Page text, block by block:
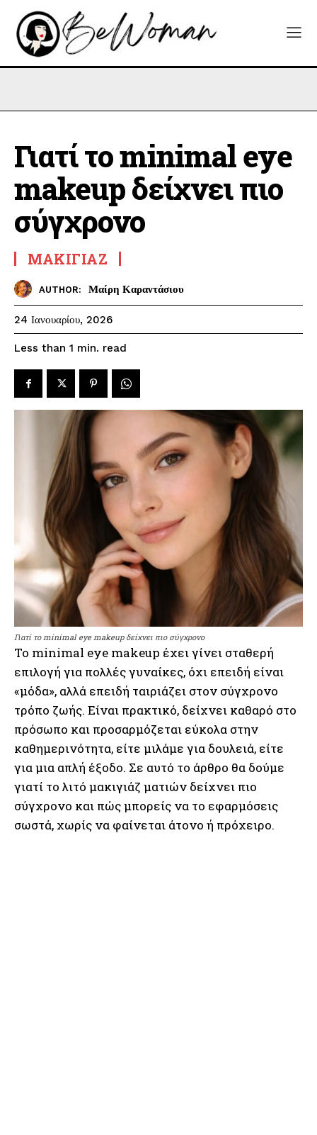
Γιατί το minimal eye
makeup δείχνει πιο
σύγχρονο
ΜΑΚΙΓΙΆΖ
AUTHOR: Μαίρη Καραντάσιου
24 Ιανουαρίου, 2026
Less than 1 min. read
Γιατί το minimal eye makeup δείχνει πιο σύγχρονο
Το minimal eye makeup έχει γίνει σταθερή
επιλογή για πολλές γυναίκες, όχι επειδή είναι
«μόδα», αλλά επειδή ταιριάζει στον σύγχρονο
τρόπο ζωής. Είναι πρακτικό, δείχνει καθαρό στο
πρόσωπο και προσαρμόζεται εύκολα στην
καθημερινότητα, είτε μιλάμε για δουλειά, είτε
για μια απλή έξοδο. Σε αυτό το άρθρο θα δούμε
γιατί το λιτό μακιγιάζ ματιών δείχνει πιο
σύγχρονο και πώς μπορείς να το εφαρμόσεις
σωστά, χωρίς να φαίνεται άτονο ή πρόχειρο.